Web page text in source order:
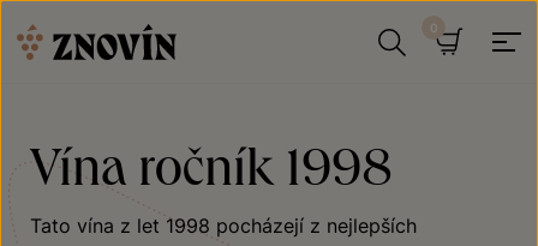
Vína ročník 1998
Tato vína z let 1998 pocházejí z nejlepších